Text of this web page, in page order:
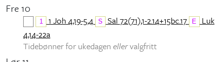
Fre 10
1 1 Joh 4,19-5,4 S Sal 72(71),1-2.14+15bc.17 E Luk
4,14-22a
Tidebønner for ukedagen ellervalgfritt